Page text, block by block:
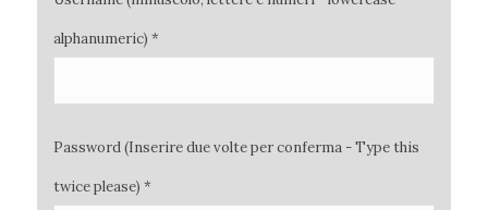
alphanumeric) *
Password (Inserire due volte per conferma - Type this
twice please) *